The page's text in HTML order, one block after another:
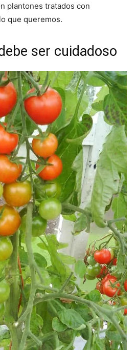
plantones tratados con
que queremos.
ser cuidadoso